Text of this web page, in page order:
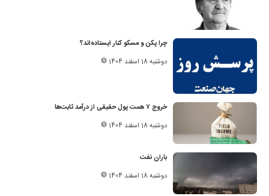
چرا پکن و مسکو کنار ایستاده‌اند؟
دوشنبه 18 اسفند 1404
خروج ۷ همت پول حقیقی از درآمد ثابت‌ها
دوشنبه 18 اسفند 1404
باران نفت
دوشنبه 18 اسفند 1404